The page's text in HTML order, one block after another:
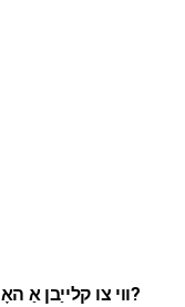
ווי צו קלייַבן אַ האָר קאָליר צו גרוי-בלוי אויגן?